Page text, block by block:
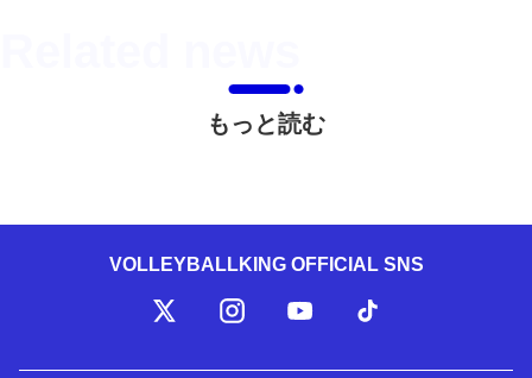
もっと読む
VOLLEYBALLKING OFFICIAL SNS